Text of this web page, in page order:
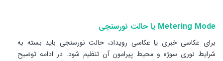
Metering Mode یا حالت نورسنجی
برای عکاسی خبری یا عکاسی رویداد، حالت نورسنجی باید بسته به
شرایط نوری سوژه و محیط پیرامون آن تنظیم شود. در ادامه توضیح